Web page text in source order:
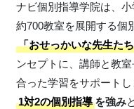
ナビ個別指導学院は、
約700教室を展開する個
「おせっかいな先生た
ンセプトに、講師と教
合った学習をサポートし
1対2の個別指導を強み